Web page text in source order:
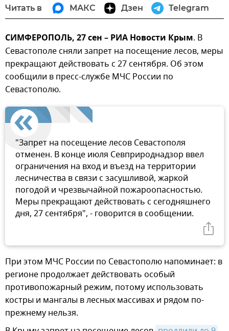
Читать в МАКС Дзен Telegram
СИМФЕРОПОЛЬ, 27 сен – РИА Новости Крым. В
Севастополе сняли запрет на посещение лесов, меры
прекращают действовать с 27 сентября. Об этом
сообщили в пресс-службе МЧС России по
Севастополю.
"Запрет на посещение лесов Севастополя
отменен. В конце июля Севприроднадзор ввел
ограничения на вход и въезд на территории
лесничества в связи с засушливой, жаркой
погодой и чрезвычайной пожароопасностью.
Меры прекращают действовать с сегодняшнего
дня, 27 сентября", - говорится в сообщении.
При этом МЧС России по Севастополю напоминает: в
регионе продолжает действовать особый
противопожарный режим, потому использовать
костры и мангалы в лесных массивах и рядом по-
прежнему нельзя.